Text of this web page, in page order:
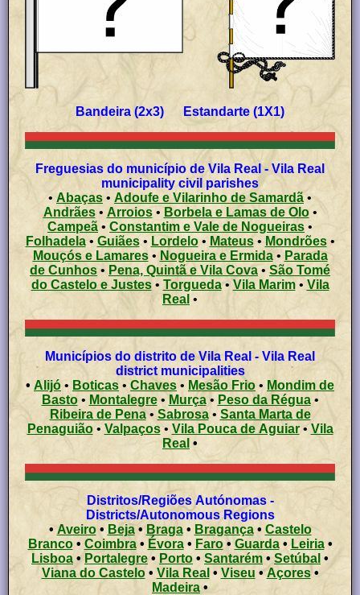
Bandeira (2x3) Estandarte (1X1)
Freguesias do município de Vila Real - Vila Real
municipality civil parishes
• Abaças • Adoufe e Vilarinho de Samardã•
Andrães• Arroios• Borbela e Lamas de Olo•
Campeã • Constantim e Vale de Nogueiras •
Folhadela• Guiães• Lordelo• Mateus • Mondrões•
Mouçós e Lamares• Nogueira e Ermida • Parada
de Cunhos • Pena, Quintã e Vila Cova• São Tomé
do Castelo e Justes• Torgueda•Vila Marim• Vila
Real •
Municípios do distrito de Vila Real - Vila Real
district municipalities
• Alijó • Boticas • Chaves • Mesão Frio • Mondim de
Basto• Montalegre• Murça• Peso da Régua•
Ribeira de Pena• Sabrosa• Santa Marta de
Penaguião• Valpaços• Vila Pouca de Aguiar•Vila
Real •
Distritos/Regiões Autónomas -
Districts/Autonomous Regions
•Aveiro• Beja• Braga• Bragança• Castelo
Branco• Coimbra• Évora• Faro• Guarda•Leiria•
Lisboa • Portalegre • Porto• Santarém • Setúbal •
Viana do Castelo• Vila Real • Viseu •Açores •
Madeira •